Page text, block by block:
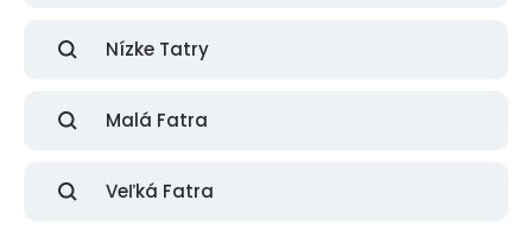
Nízke Tatry
Malá Fatra
Veľká Fatra